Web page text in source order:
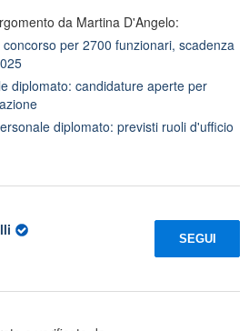
da Martina D'Angelo:
per 2700 funzionari, scadenza
diplomato: candidature aperte per
diplomato: previsti ruoli d'ufficio
SEGUI